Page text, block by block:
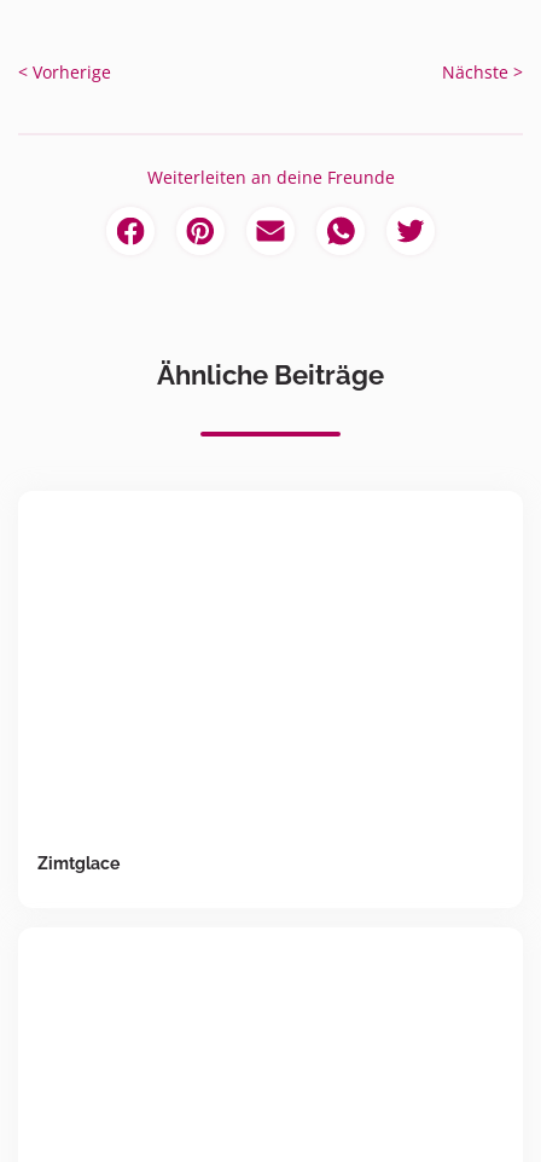
< Vorherige Nächste >
Weiterleiten an deine Freunde
Ähnliche Beiträge
Zimtglace